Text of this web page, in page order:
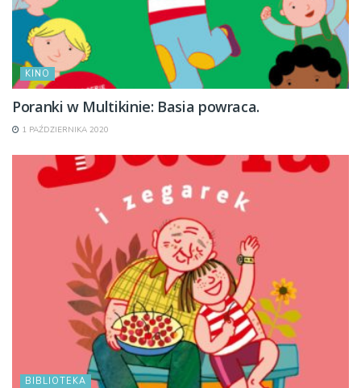
KINO
Poranki w Multikinie: Basia powraca.
1 PAŹDZIERNIKA 2020
BIBLIOTEKA